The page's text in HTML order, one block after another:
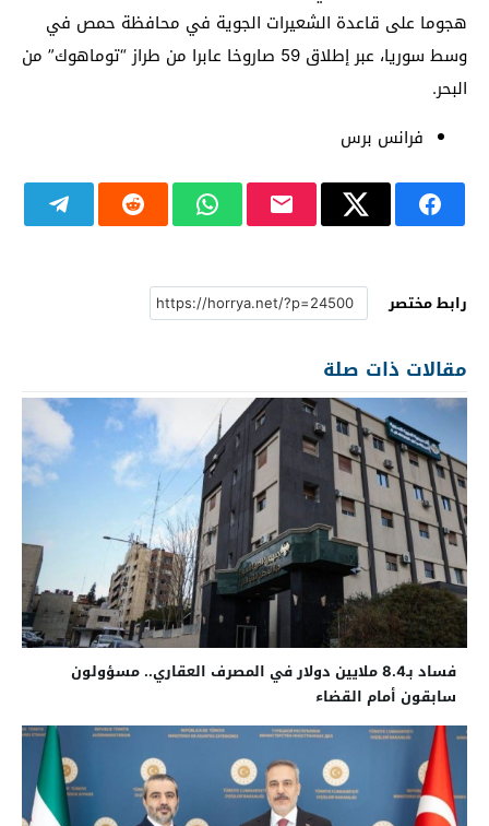
هجوما على قاعدة الشعيرات الجوية في محافظة حمص في
وسط سوريا، عبر إطلاق 59 صاروخا عابرا من طراز “توماهوك” من
البحر.
فرانس برس
رابط مختصر
مقالات ذات صلة
فساد بـ8.4 ملايين دولار في المصرف العقاري.. مسؤولون
سابقون أمام القضاء